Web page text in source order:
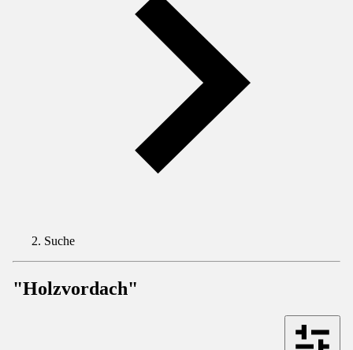
Suche
"Holzvordach"